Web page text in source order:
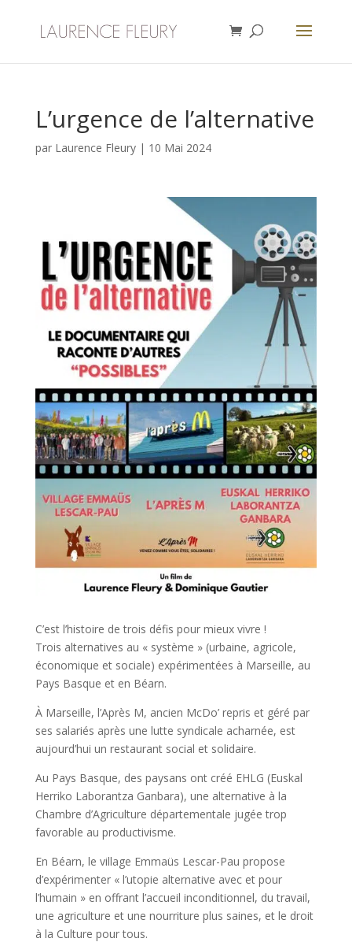
L’urgence de l’alternative
par Laurence Fleury| 10 Mai 2024
C’est l’histoire de trois défis pour mieux vivre !
Trois alternatives au « système » (urbaine, agricole,
économique et sociale) expérimentées à Marseille, au
Pays Basque et en Béarn.
À Marseille, l’Après M, ancien McDo’ repris et géré par
ses salariés après une lutte syndicale acharnée, est
aujourd’hui un restaurant social et solidaire.
Au Pays Basque, des paysans ont créé EHLG (Euskal
Herriko Laborantza Ganbara), une alternative à la
Chambre d’Agriculture départementale jugée trop
favorable au productivisme.
En Béarn, le village Emmaüs Lescar-Pau propose
d’expérimenter « l’utopie alternative avec et pour
l’humain » en offrant l’accueil inconditionnel, du travail,
une agriculture et une nourriture plus saines, et le droit
à la Culture pour tous.